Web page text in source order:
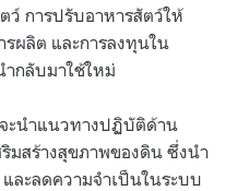
ว์ การปรับอาหารสัตว์ให้
รผลิต และการลงทุนใน
กลับมาใช้ใหม่
ะนำแนวทางปฏิบัติด้าน
มสร้างสุขภาพของดิน ซึ่งนำ
ละลดความจำเป็นในระบบ